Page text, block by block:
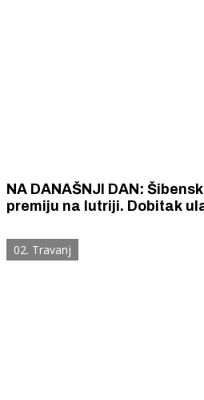
NA DANAŠNJI DAN:
premiju na lutriji. Dobitak
02. Travanj